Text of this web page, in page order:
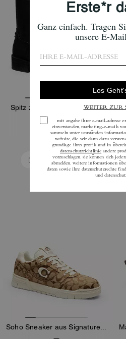
Spitz zulaufender Stiefelette
325 €
In Den Warenkorb